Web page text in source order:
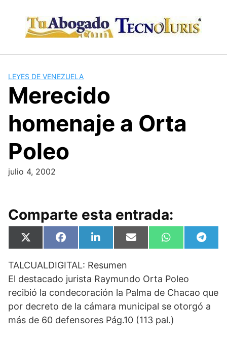
content
LEYES DE VENEZUELA
Merecido
homenaje a Orta
Poleo
julio 4, 2002
Comparte esta entrada:
Compartir
en
X
(
w
t
t
e
r
)
Compartir
en
F
a
e
b
o
o
k
Compartir
en
L
i
k
d
I
n
Compartir
en
E
m
Compartir
en
W
h
s
A
p
p
en
T
e
a
m
TALCUALDIGITAL: Resumen
El destacado jurista Raymundo Orta Poleo
recibió la condecoración la Palma de Chacao que
por decreto de la cámara municipal se otorgó a
más de 60 defensores Pág.10 (113 pal.)